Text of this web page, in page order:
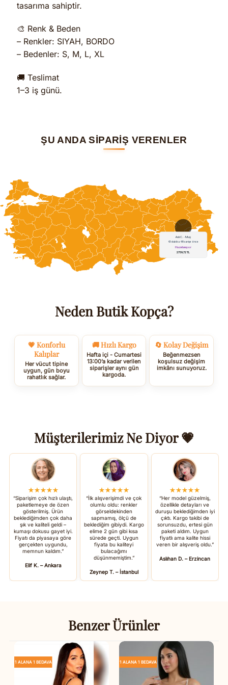
tasarıma sahiptir.
🎨 Renk & Beden
– Renkler: SIYAH, BORDO
– Bedenler: S, M, L, XL
🚚 Teslimat
1–3 iş günü.
ŞU ANDA SİPARİŞ VERENLER
Neden Butik Kopça?
💗 Konforlu
Kalıplar
Her vücut tipine
uygun, gün boyu
rahatlık sağlar.
🚚 Hızlı Kargo
Hafta içi - Cumartesi
13:00’a kadar verilen
siparişler aynı gün
kargoda.
🔄 Kolay Değişim
Beğenmezsen
koşulsuz değişim
imkânı sunuyoruz.
Müşterilerimiz Ne Diyor 💗
★★★★★
“Siparişim çok hızlı ulaştı,
paketlemeye de özen
gösterilmiş. Ürün
beklediğimden çok daha
şık ve kaliteli geldi –
kumaşı dokusu gayet iyi.
Fiyatı da piyasaya göre
gerçekten uygundu,
memnun kaldım.”
Elif K. – Ankara
★★★★★
“İlk alışverişimdi ve çok
olumlu oldu: renkler
görseldekinden
sapmamış, ölçü de
beklediğim gibiydi. Kargo
elime 2 gün gibi kısa
sürede geçti. Uygun
fiyata bu kaliteyi
bulacağımı
düşünmemiştim.”
Zeynep T. – İstanbul
★★★★★
“Her model güzelmiş,
özellikle detayları ve
duruşu beklediğimden iyi
çıktı. Kargo takibi de
sorunsuzdu, ertesi gün
paketi aldım. Uygun
fiyatlı ama kalite hissi
veren bir alışveriş oldu.”
Aslıhan D. – Erzincan
Benzer Ürünler
1 ALANA 1 BEDAVA 1 ALANA 1 BEDAVA